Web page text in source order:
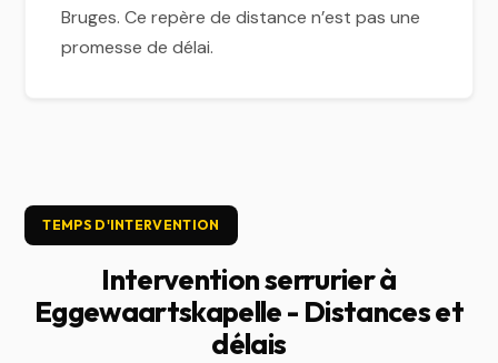
Bruges. Ce repère de distance n’est pas une
promesse de délai.
TEMPS D'INTERVENTION
Intervention serrurier à
Eggewaartskapelle - Distances et
délais